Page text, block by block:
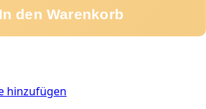
In den Warenkorb
hinzufügen